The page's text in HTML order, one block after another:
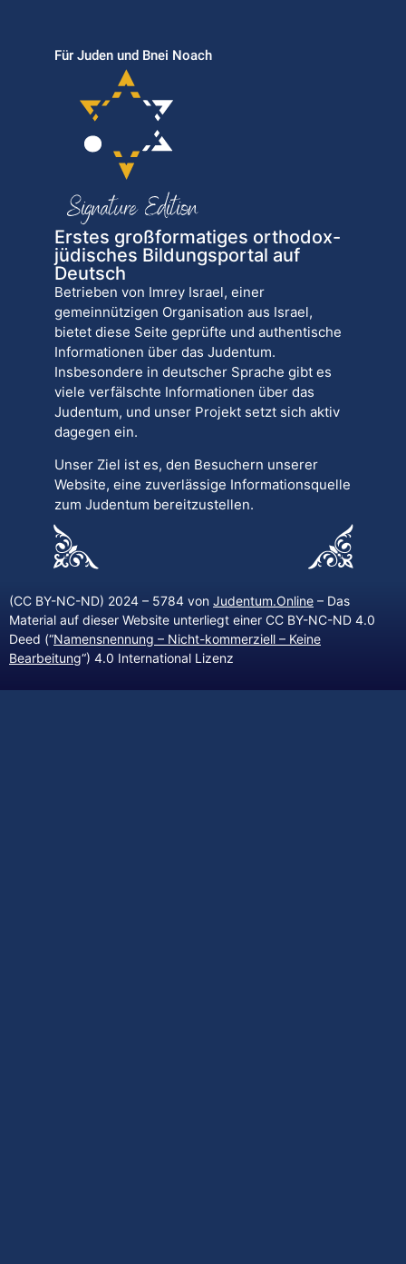
Für Juden und Bnei Noach
Erstes großformatiges orthodox-
jüdisches Bildungsportal auf
Deutsch
Betrieben von Imrey Israel, einer
gemeinnützigen Organisation aus Israel,
bietet diese Seite geprüfte und authentische
Informationen über das Judentum.
Insbesondere in deutscher Sprache gibt es
viele verfälschte Informationen über das
Judentum, und unser Projekt setzt sich aktiv
dagegen ein.
Unser Ziel ist es, den Besuchern unserer
Website, eine zuverlässige Informationsquelle
zum Judentum bereitzustellen.
(CC BY-NC-ND) 2024 – 5784 von Judentum.Online – Das
Material auf dieser Website unterliegt einer CC BY-NC-ND 4.0
Deed (“Namensnennung – Nicht-kommerziell – Keine
Bearbeitung“) 4.0 International Lizenz